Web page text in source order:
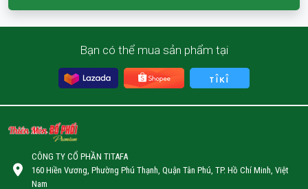
Bạn có thể mua sản phẩm tại
CÔNG TY CỔ PHẦN TITAFA
160 Hiền Vương, Phường Phú Thạnh, Quận Tân Phú, TP. Hồ Chí Minh, Việt
Nam